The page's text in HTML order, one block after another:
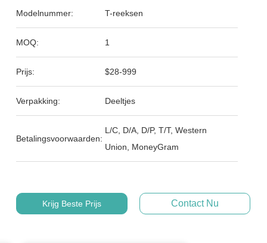
Modelnummer: T-reeksen
MOQ: 1
Prijs: $28-999
Verpakking: Deeltjes
Betalingsvoorwaarden:
L/C, D/A, D/P, T/T, Western
Union, MoneyGram
Krijg Beste Prijs Contact Nu